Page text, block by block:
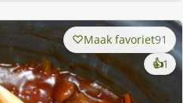
Maak favoriet91
👍1